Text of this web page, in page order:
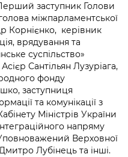
заступник Голови
міжпарламентської
Корнієнко, керівник
врядування та
суспільство»
Сантільян Лузуріага,
фонду
заступниця
та комунікації з
Міністрів України
напряму
Верховної
Лубінець та інші.